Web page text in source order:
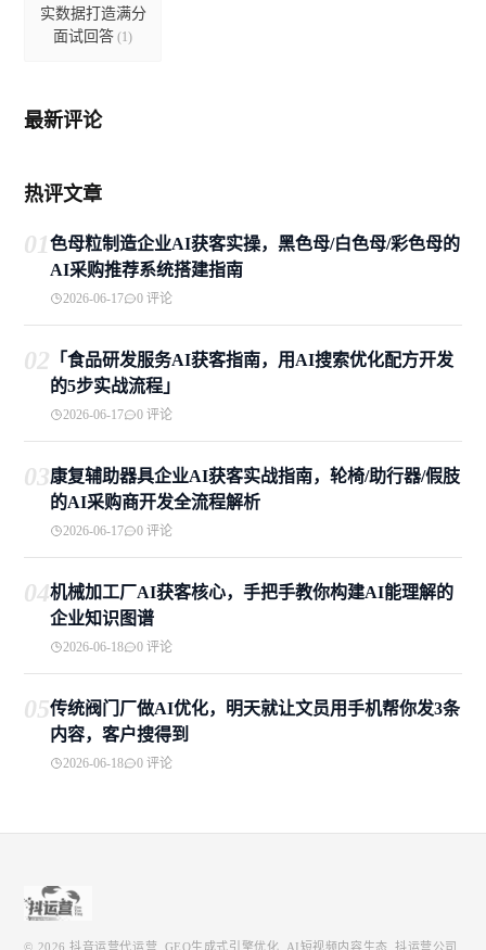
实数据打造满分
面试回答 (1)
最新评论
热评文章
01色母粒制造企业AI获客实操，黑色母/白色母/彩色母的
AI采购推荐系统搭建指南
2026-06-17 0 评论
02 「食品研发服务AI获客指南，用AI搜索优化配方开发
的5步实战流程」
2026-06-17 0 评论
03康复辅助器具企业AI获客实战指南，轮椅/助行器/假肢
的AI采购商开发全流程解析
2026-06-17 0 评论
04机械加工厂AI获客核心，手把手教你构建AI能理解的
企业知识图谱
2026-06-18 0 评论
05传统阀门厂做AI优化，明天就让文员用手机帮你发3条
内容，客户搜得到
2026-06-18 0 评论
© 2026抖音运营代运营_GEO生成式引擎优化_AI短视频内容生态_抖运营公司